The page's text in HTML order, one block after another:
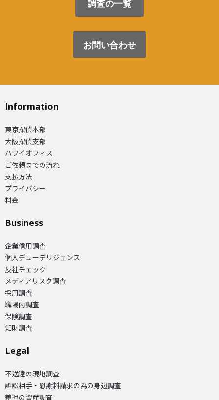
調査の一覧
お問い合わせ
Information
東京探偵本部
大阪探偵支部
ハワイオフィス
ご依頼までの流れ
支払方法
プライバシー
料金
Business
企業信用調査
個人デューデリジェンス
反社チェック
メディアリスク調査
採用調査
職場内調査
保険調査
知財調査
Legal
不送達の現地調査
訴訟相手・慰謝料請求の為の身辺調査
差押の資産調査